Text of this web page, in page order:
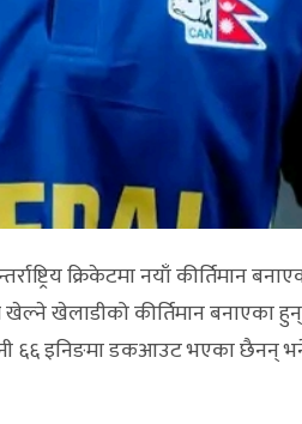
क्रिकेटमा नयाँ कीर्तिमान
खेलाडीको कीर्तिमान बनाएका हुन्
इनिङमा डकआउट भएका छैनन्